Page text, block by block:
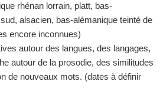
rhénan lorrain, platt, bas-
alsacien, bas-alémanique teinté de
encore inconnues)
autour des langues, des langages,
autour de la prosodie, des similitudes
de nouveaux mots. (dates à définir